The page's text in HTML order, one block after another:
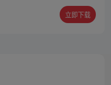
个路人，因为受他随口点
，引领一个时代…… 改编
立即下载